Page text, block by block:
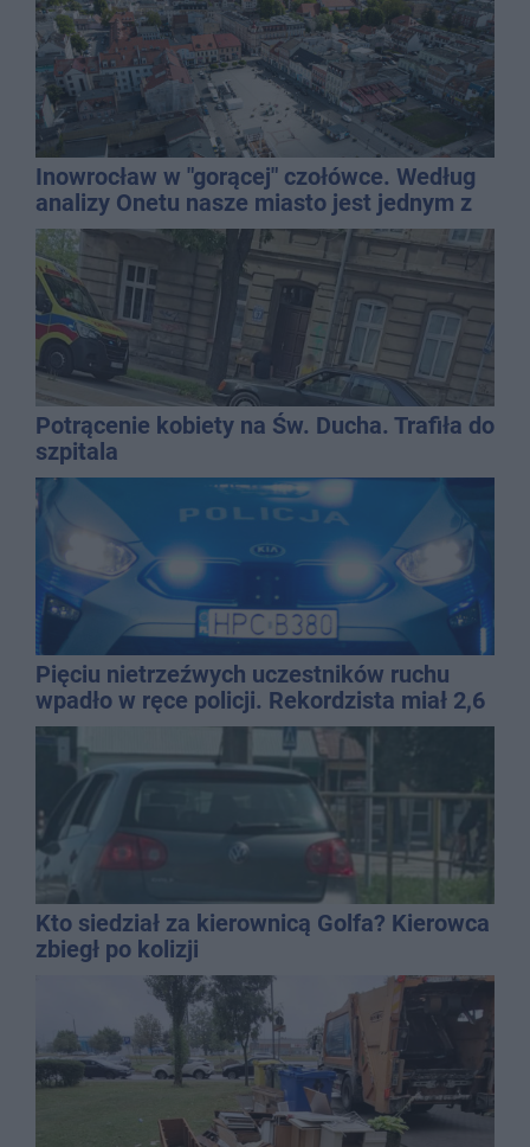
Inowrocław w "gorącej" czołówce. Według
analizy Onetu nasze miasto jest jednym z
najbardziej narażonych na upały
Potrącenie kobiety na Św. Ducha. Trafiła do
szpitala
Pięciu nietrzeźwych uczestników ruchu
wpadło w ręce policji. Rekordzista miał 2,6
promila
Kto siedział za kierownicą Golfa? Kierowca
zbiegł po kolizji